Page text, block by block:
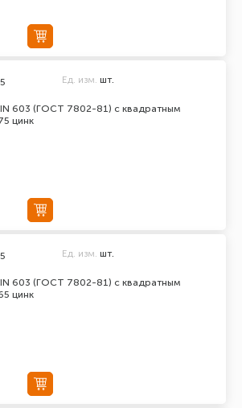
603 (ГОСТ 7802-81) с квадратным
цинк
Ед. изм. шт.
603 (ГОСТ 7802-81) с квадратным
цинк
Ед. изм. шт.